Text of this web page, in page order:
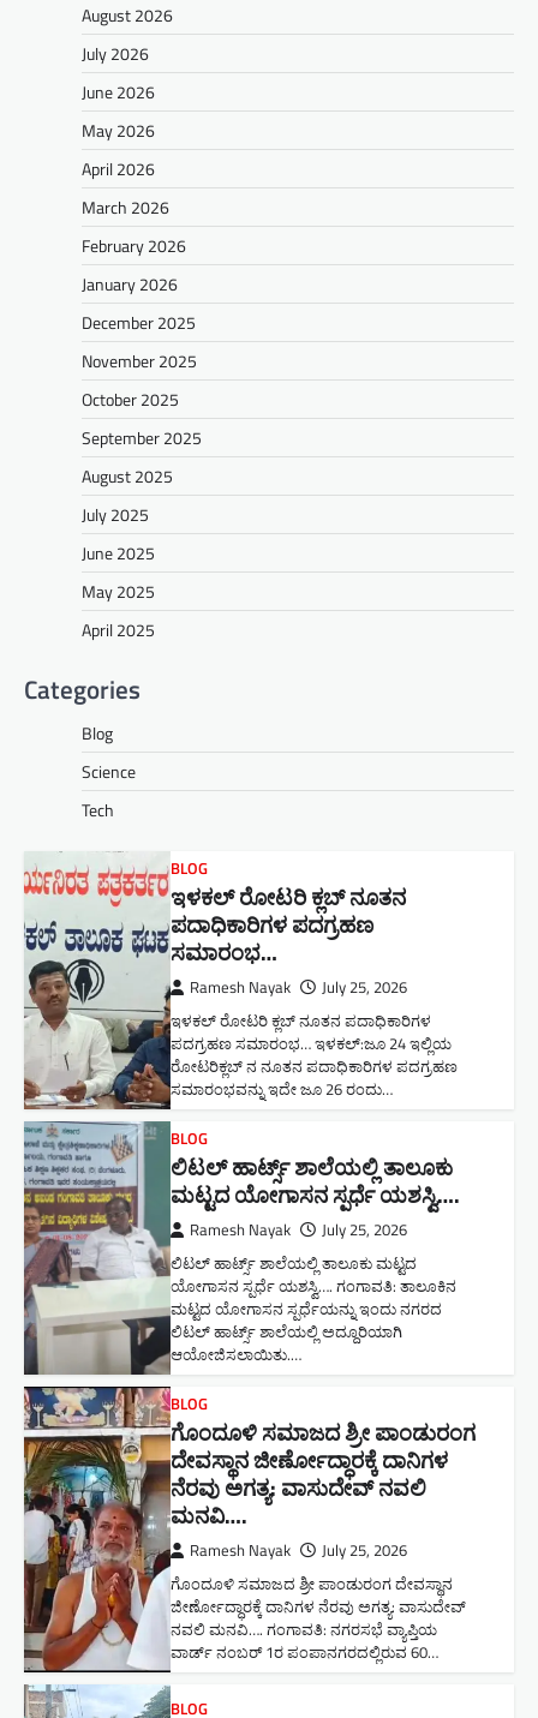
August 2026
July 2026
June 2026
May 2026
April 2026
March 2026
February 2026
January 2026
December 2025
November 2025
October 2025
September 2025
August 2025
July 2025
June 2025
May 2025
April 2025
Categories
Blog
Science
Tech
BLOG
ಇಳಕಲ್ ರೋಟರಿ ಕ್ಲಬ್ ನೂತನ‌
ಪದಾಧಿಕಾರಿಗಳ ಪದಗ್ರಹಣ
ಸಮಾರಂಭ…
Ramesh Nayak July 25, 2026
ಇಳಕಲ್ ರೋಟರಿ ಕ್ಲಬ್ ನೂತನ‌ ಪದಾಧಿಕಾರಿಗಳ
ಪದಗ್ರಹಣ ಸಮಾರಂಭ… ಇಳಕಲ್:ಜೂ 24 ಇಲ್ಲಿಯ
ರೋಟರಿಕ್ಲಬ್ ನ ನೂತನ ಪದಾಧಿಕಾರಿಗಳ ಪದಗ್ರಹಣ
ಸಮಾರಂಭವನ್ನು ಇದೇ ಜೂ 26 ರಂದು…
BLOG
ಲಿಟಲ್ ಹಾರ್ಟ್ಸ್ ಶಾಲೆಯಲ್ಲಿ ತಾಲೂಕು
ಮಟ್ಟದ ಯೋಗಾಸನ ಸ್ಪರ್ಧೆ ಯಶಸ್ವಿ….
Ramesh Nayak July 25, 2026
ಲಿಟಲ್ ಹಾರ್ಟ್ಸ್ ಶಾಲೆಯಲ್ಲಿ ತಾಲೂಕು ಮಟ್ಟದ
ಯೋಗಾಸನ ಸ್ಪರ್ಧೆ ಯಶಸ್ವಿ…. ಗಂಗಾವತಿ: ತಾಲೂಕಿನ
ಮಟ್ಟದ ಯೋಗಾಸನ ಸ್ಪರ್ಧೆಯನ್ನು ಇಂದು ನಗರದ
ಲಿಟಲ್ ಹಾರ್ಟ್ಸ್ ಶಾಲೆಯಲ್ಲಿ ಅದ್ದೂರಿಯಾಗಿ
ಆಯೋಜಿಸಲಾಯಿತು.…
BLOG
ಗೊಂದೂಳಿ ಸಮಾಜದ ಶ್ರೀ ಪಾಂಡುರಂಗ
ದೇವಸ್ಥಾನ ಜೀರ್ಣೋದ್ಧಾರಕ್ಕೆ ದಾನಿಗಳ
ನೆರವು ಅಗತ್ಯ: ವಾಸುದೇವ್ ನವಲಿ
ಮನವಿ​….
Ramesh Nayak July 25, 2026
ಗೊಂದೂಳಿ ಸಮಾಜದ ಶ್ರೀ ಪಾಂಡುರಂಗ ದೇವಸ್ಥಾನ
ಜೀರ್ಣೋದ್ಧಾರಕ್ಕೆ ದಾನಿಗಳ ನೆರವು ಅಗತ್ಯ: ವಾಸುದೇವ್
ನವಲಿ ಮನವಿ​…. ಗಂಗಾವತಿ: ​ನಗರಸಭೆ ವ್ಯಾಪ್ತಿಯ
ವಾರ್ಡ್ ನಂಬರ್ 1ರ ಪಂಪಾನಗರದಲ್ಲಿರುವ 60…
BLOG